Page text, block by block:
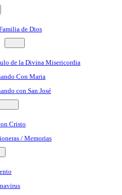
de Dios
de la Divina Misericordia
Con Maria
con San José
Cristo
/ Memorias